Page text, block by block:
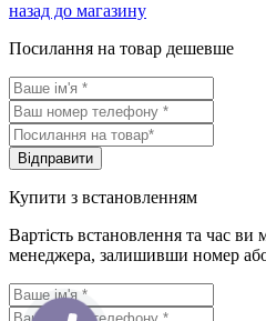
назад до магазину
Посилання на товар дешевше
Вiдправити
Купити з встановленням
Вартість встановлення та час
менеджера, залишивши номер